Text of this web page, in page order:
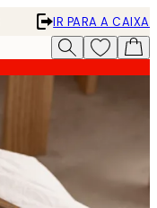
IR PARA A CAIXA